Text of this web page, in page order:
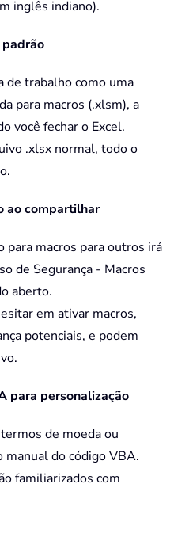
inglês indiano).
padrão
de trabalho como uma
para macros (.xlsm), a
você fechar o Excel.
.xlsx normal, todo o
ao compartilhar
para macros para outros irá
de Segurança - Macros
aberto.
em ativar macros,
potenciais, e podem
para personalização
de moeda ou
manual do código VBA.
familiarizados com